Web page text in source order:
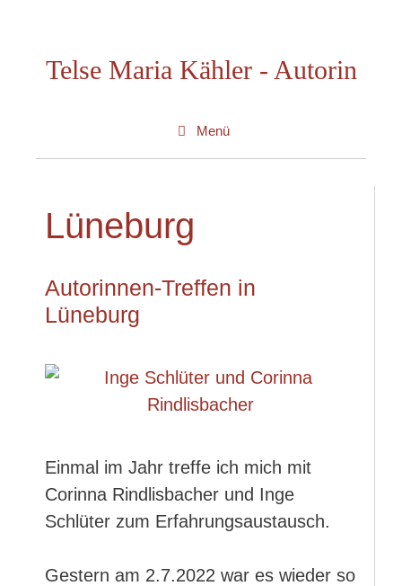
springenTelse Maria Kähler - Autorin
Menü
Lüneburg
Autorinnen-Treffen in
Lüneburg
Einmal im Jahr treffe ich mich mit
Corinna Rindlisbacher und Inge
Schlüter zum Erfahrungsaustausch.
Gestern am 2.7.2022 war es wieder so